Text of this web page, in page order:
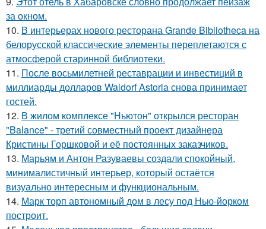
за окном.
10. В интерьерах нового ресторана Grande Bibliotheca на
белорусской классические элементы переплетаются с
атмосферой старинной библиотеки.
11. После восьмилетней реставрации и инвестиций в
миллиарды долларов Waldorf Astoria снова принимает
гостей.
12. В жилом комплексе "Ньютон" открылся ресторан
"Balance" - третий совместный проект дизайнера
Кристины Горшковой и её постоянных заказчиков.
13. Марьям и Антон Разуваевы создали спокойный,
минималистичный интерьер, который остаётся
визуально интересным и функциональным.
14. Марк торп автономный дом в лесу под Нью-йорком
построит.